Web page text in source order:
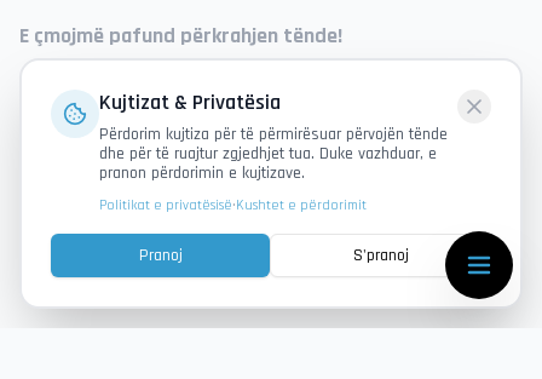
E çmojmë pafund përkrahjen tënde!
Me dashuri,
VullnetarëtKujtizat & Privatësia
Përdorim kujtiza për të përmirësuar përvojën tënde
dhe për të ruajtur zgjedhjet tua. Duke vazhduar, e
pranon përdorimin e kujtizave.
Politikat e privatësisë•Kushtet e përdorimit
Pranoj S'pranoj